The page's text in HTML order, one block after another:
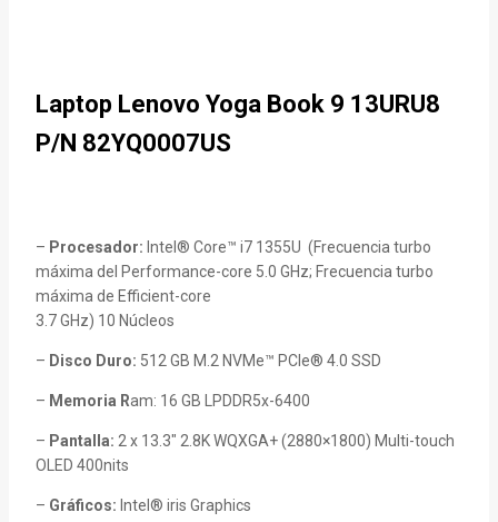
Laptop Lenovo Yoga Book 9 13URU8
P/N 82YQ0007US
– Procesador: Intel® Core™ i7 1355U (Frecuencia turbo
máxima del Performance-core 5.0 GHz; Frecuencia turbo
máxima de Efficient-core
3.7 GHz) 10 Núcleos
– Disco Duro: 512 GB M.2 NVMe™ PCIe® 4.0 SSD
– Memoria Ram: 16 GB LPDDR5x-6400
– Pantalla: 2 x 13.3″ 2.8K WQXGA+ (2880×1800) Multi-touch
OLED 400nits
– Gráficos: Intel® iris Graphics